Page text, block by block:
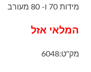
מידות 70 ו- 80 מעורב
המלאי אזל
מק"ט:6048